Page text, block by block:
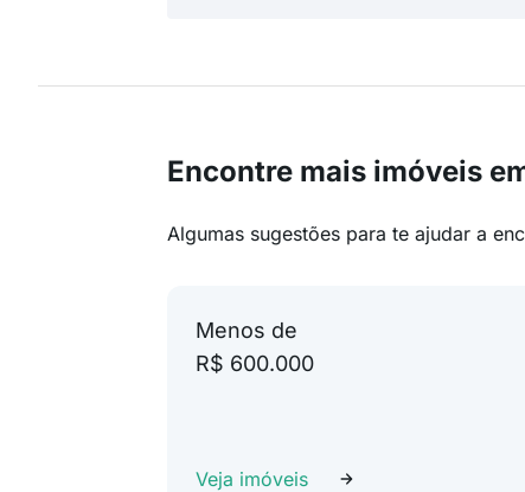
Encontre mais imóveis
Algumas sugestões para te ajudar a
Menos de
R$ 600.000
Veja imóveis